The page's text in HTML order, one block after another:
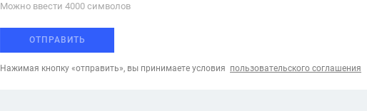
Можно ввести 4000 cимволов
ОТПРАВИТЬ
Нажимая кнопку «отправить», вы принимаете условия пользовательского соглашения